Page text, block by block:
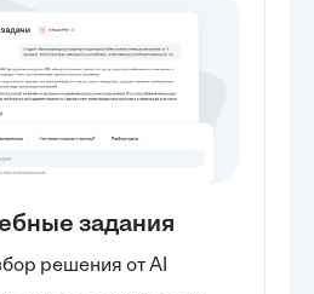
задания
решения от AI